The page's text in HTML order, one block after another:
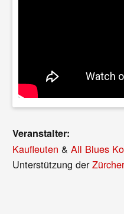
Veranstalter:
Kaufleuten &All Blues
Unterstützung der